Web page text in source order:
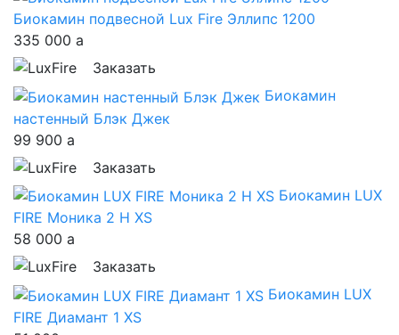
Биокамин подвесной Lux Fire Эллипс 1200
335 000 a
Заказать
Биокамин
настенный Блэк Джек
99 900 a
Заказать
Биокамин LUX
FIRE Моника 2 Н XS
58 000 a
Заказать
Биокамин LUX
FIRE Диамант 1 XS